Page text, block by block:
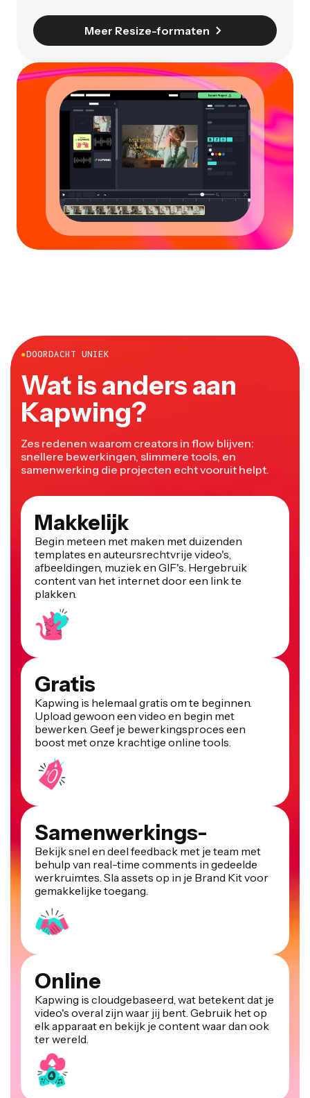
Meer Resize-formaten
●DOORDACHT UNIEK
Wat is anders aan
Kapwing?
Zes redenen waarom creators in flow blijven:
snellere bewerkingen, slimmere tools, en
samenwerking die projecten echt vooruit helpt.
Makkelijk
Begin meteen met maken met duizenden
templates en auteursrechtvrije video's,
afbeeldingen, muziek en GIF's. Hergebruik
content van het internet door een link te
plakken.
Gratis
Kapwing is helemaal gratis om te beginnen.
Upload gewoon een video en begin met
bewerken. Geef je bewerkingsproces een
boost met onze krachtige online tools.
Samenwerkings-
Bekijk snel en deel feedback met je team met
behulp van real-time comments in gedeelde
werkruimtes. Sla assets op in je Brand Kit voor
gemakkelijke toegang.
Online
Kapwing is cloudgebaseerd, wat betekent dat je
video's overal zijn waar jij bent. Gebruik het op
elk apparaat en bekijk je content waar dan ook
ter wereld.